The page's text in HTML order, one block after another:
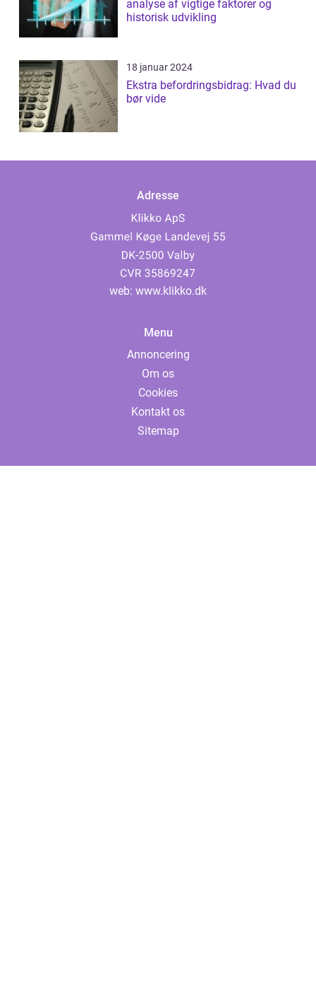
analyse af vigtige faktorer og
historisk udvikling
18 januar 2024
Ekstra befordringsbidrag: Hvad du
bør vide
Adresse
web: www.klikko.dk
Menu
Annoncering
Om os
Cookies
Kontakt os
Sitemap